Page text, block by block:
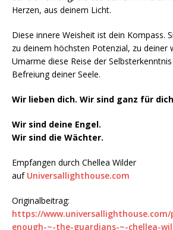
Herzen, aus deinem Licht.
Diese innere Weisheit ist dein Kompass.
zu deinem höchsten Potenzial, zu deiner
Umarme diese Reise der
Befreiung deiner Seele.
Wir lieben dich. Wir sind ganz für
Wir sind deine Engel.
Wir sind die Wächter.
Empfangen durch Chellea Wilder
auf Universallighthouse.com
Originalbeitrag:
https://
enough-~-the-guardians-~-chellea-